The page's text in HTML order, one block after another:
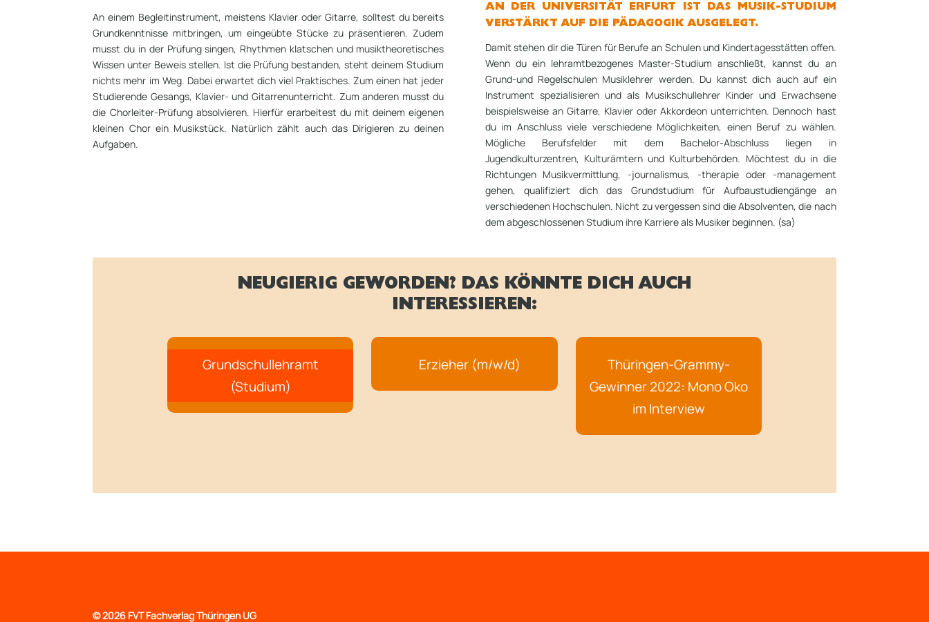
An einem Begleitinstrument, meistens Klavier oder Gitarre, solltest du bereits
Grundkenntnisse mitbringen, um eingeübte Stücke zu präsentieren. Zudem
musst du in der Prüfung singen, Rhythmen klatschen und musiktheoretisches
Wissen unter Beweis stellen. Ist die Prüfung bestanden, steht deinem Studium
nichts mehr im Weg. Dabei erwartet dich viel Praktisches. Zum einen hat jeder
Studierende Gesangs, Klavier- und Gitarrenunterricht. Zum anderen musst du
die Chorleiter-Prüfung absolvieren. Hierfür erarbeitest du mit deinem eigenen
kleinen Chor ein Musikstück. Natürlich zählt auch das Dirigieren zu deinen
Aufgaben.
AN DER UNIVERSITÄT ERFURT IST DAS MUSIK-STUDIUM
VERSTÄRKT AUF DIE PÄDAGOGIK AUSGELEGT.
Damit stehen dir die Türen für Berufe an Schulen und Kindertagesstätten offen.
Wenn du ein lehramtbezogenes Master-Studium anschließt, kannst du an
Grund-und Regelschulen Musiklehrer werden. Du kannst dich auch auf ein
Instrument spezialisieren und als Musikschullehrer Kinder und Erwachsene
beispielsweise an Gitarre, Klavier oder Akkordeon unterrichten. Dennoch hast
du im Anschluss viele verschiedene Möglichkeiten, einen Beruf zu wählen.
Mögliche Berufsfelder mit dem Bachelor-Abschluss liegen in
Jugendkulturzentren, Kulturämtern und Kulturbehörden. Möchtest du in die
Richtungen Musikvermittlung, -journalismus, -therapie oder -management
gehen, qualifiziert dich das Grundstudium für Aufbaustudiengänge an
verschiedenen Hochschulen. Nicht zu vergessen sind die Absolventen, die nach
dem abgeschlossenen Studium ihre Karriere als Musiker beginnen. (sa)
NEUGIERIG GEWORDEN? DAS KÖNNTE DICH AUCH
INTERESSIEREN:
Grundschullehramt
(Studium)
Erzieher (m/w/d)
Thüringen-Grammy-
Gewinner 2022: Mono Oko
im Interview
©2026 FVT Fachverlag Thüringen UG